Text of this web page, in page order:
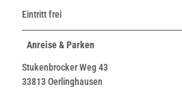
Eintritt frei
Anreise & Parken
Stukenbrocker Weg 43
33813 Oerlinghausen